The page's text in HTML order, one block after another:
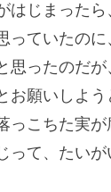
じまった
ていたの
思ったのだ
願いしよう
っこちた実
て、たいが